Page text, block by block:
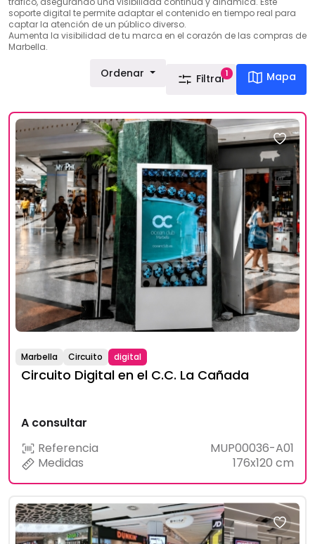
soporte digital te permite adaptar el contenido en tiempo real para
captar la atención de un público diverso.
Aumenta la visibilidad de tu marca en el corazón de las compras de
Marbella.
Ordenar Filtrar1 Mapa
Marbella Circuito digital
Circuito Digital en el C.C. La Cañada
A consultar
Referencia
MUP00036-A01
Medidas
176x120 cm